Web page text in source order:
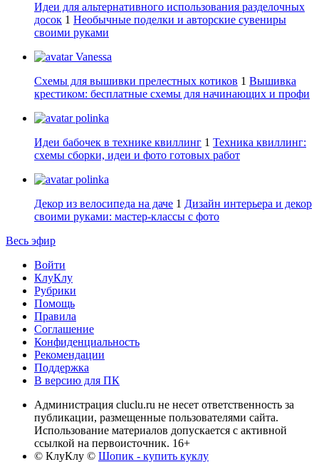
Идеи для альтернативного использования разделочных
досок 1 Необычные поделки и авторские сувениры
своими руками
Vanessa
Схемы для вышивки прелестных котиков 1 Вышивка
крестиком: бесплатные схемы для начинающих и профи
polinka
Идеи бабочек в технике квиллинг 1 Техника квиллинг:
схемы сборки, идеи и фото готовых работ
polinka
Декор из велосипеда на даче 1 Дизайн интерьера и декор
своими руками: мастер-классы с фото
Весь эфир
Войти
КлуКлу
Рубрики
Помощь
Правила
Соглашение
Конфиденциальность
Рекомендации
Поддержка
В версию для ПК
Администрация cluclu.ru не несет ответственность за
публикации, размещенные пользователями сайта.
Использование материалов допускается с активной
ссылкой на первоисточник. 16+
© КлуКлу © Шопик - купить куклу